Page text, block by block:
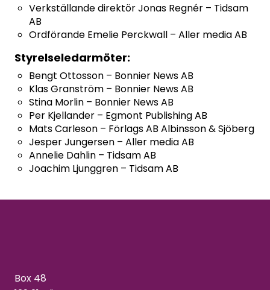
Verkställande direktör Jonas Regnér – Tidsam
AB
Ordförande Emelie Perckwall – Aller media AB
Styrelseledarmöter:
Bengt Ottosson – Bonnier News AB
Klas Granström – Bonnier News AB
Stina Morlin – Bonnier News AB
Per Kjellander – Egmont Publishing AB
Mats Carleson – Förlags AB Albinsson & Sjöberg
Jesper Jungersen – Aller media AB
Annelie Dahlin – Tidsam AB
Joachim Ljunggren – Tidsam AB
Box 48